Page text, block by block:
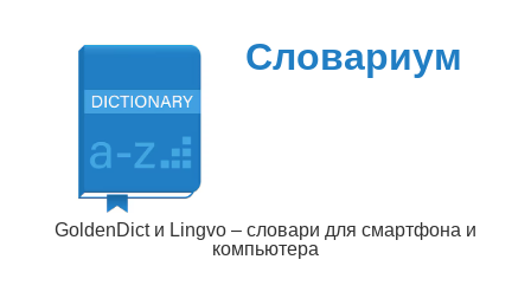
содержимому
Словариум
GoldenDict и Lingvo – словари для смартфона и
компьютера